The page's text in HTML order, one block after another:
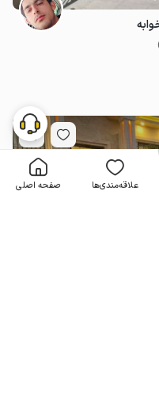
علاقه‌مندی‌ها صفحه اصلی